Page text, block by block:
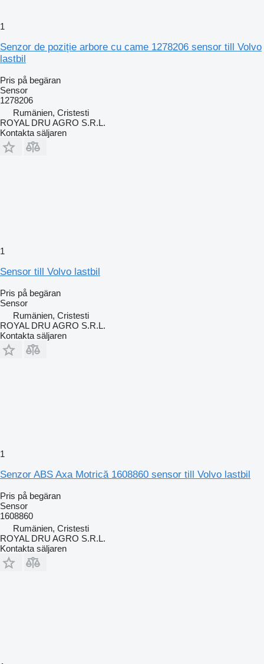
1
Senzor de poziție arbore cu came 1278206 sensor till Volvo
lastbil
Pris på begäran
Sensor
1278206
Rumänien, Cristesti
ROYAL DRU AGRO S.R.L.
Kontakta säljaren
1
Sensor till Volvo lastbil
Pris på begäran
Sensor
Rumänien, Cristesti
ROYAL DRU AGRO S.R.L.
Kontakta säljaren
1
Senzor ABS Axa Motrică 1608860 sensor till Volvo lastbil
Pris på begäran
Sensor
1608860
Rumänien, Cristesti
ROYAL DRU AGRO S.R.L.
Kontakta säljaren